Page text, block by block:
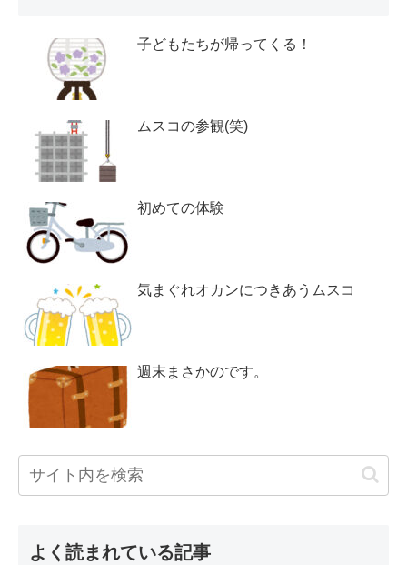
子どもたちが帰ってくる！
ムスコの参観(笑)
初めての体験
気まぐれオカンにつきあうムスコ
週末まさかのです。
よく読まれている記事